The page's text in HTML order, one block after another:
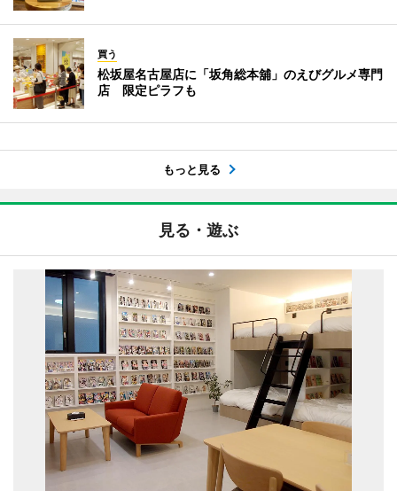
買う
松坂屋名古屋店に「坂角総本舖」のえびグルメ専門
店 限定ピラフも
もっと見る
見る・遊ぶ